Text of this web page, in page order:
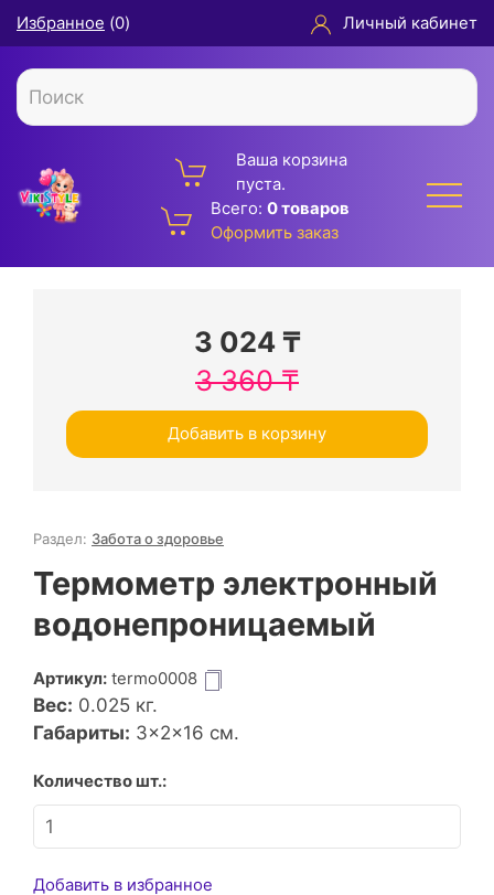
Избранное (0) Личный кабинет
Ваша корзина
пуста.
Всего: 0 товаров
Оформить заказ
3 024₸
3 360₸
Добавить в корзину
Раздел: Забота о здоровье
Термометр электронный
водонепроницаемый
Артикул: termo0008
Вес: 0.025 кг.
Габариты: 3×2×16 см.
Количество шт.:
Добавить в избранное